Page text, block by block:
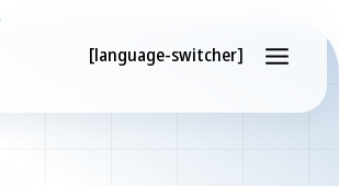
[language-switcher]